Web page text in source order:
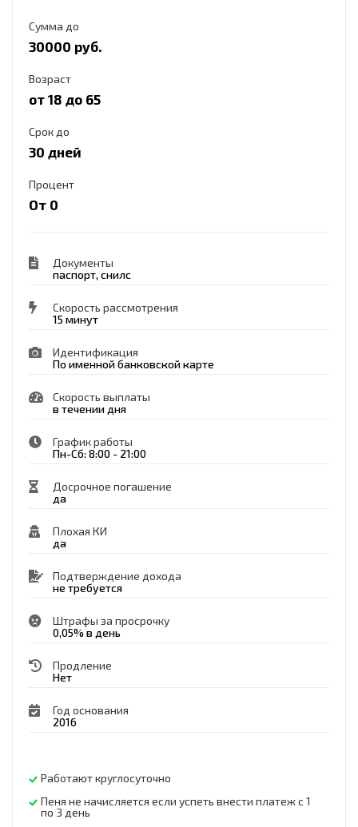
Сумма до
30000 руб.
Возраст
от 18 до 65
Срок до
30 дней
Процент
От 0
Документы
паспорт, снилс
Скорость рассмотрения
15 минут
Идентификация
По именной банковской карте
Скорость выплаты
в течении дня
График работы
Пн-Сб: 8:00 - 21:00
Досрочное погашение
да
Плохая КИ
да
Подтверждение дохода
не требуется
Штрафы за просрочку
0,05% в день
Продление
Нет
Год основания
2016
Работают круглосуточно
Пеня не начисляется если успеть внести платеж с 1
по 3 день